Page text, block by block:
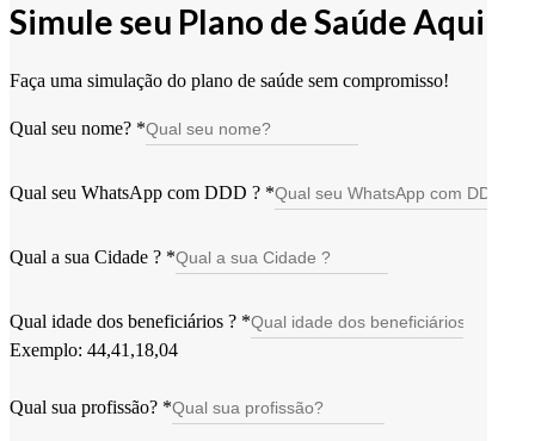
Simule seu Plano de Saúde Aqui
Faça uma simulação do plano de saúde sem compromisso!
Qual seu nome? *
Qual seu WhatsApp com DDD ? *
Qual a sua Cidade ? *
Qual idade dos beneficiários ? *
Exemplo: 44,41,18,04
Qual sua profissão? *